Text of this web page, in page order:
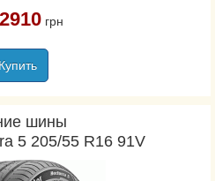
2910грн
Купить
шины
5 205/55 R16 91V